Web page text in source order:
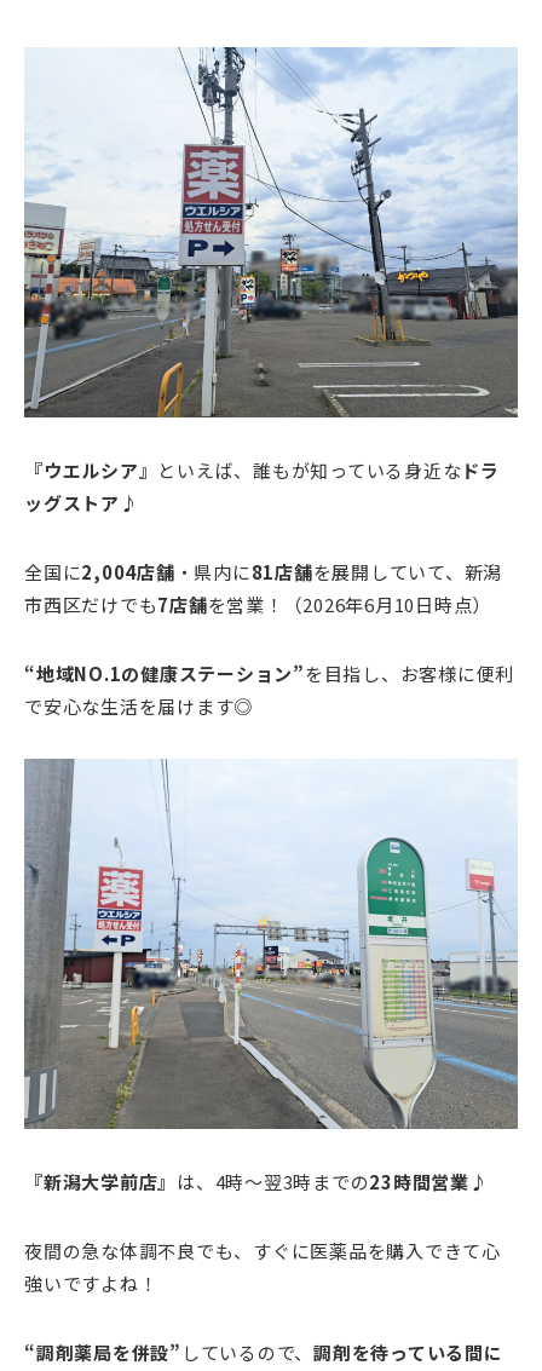
『ウエルシア』 といえば、誰もが知っている身近なドラ
ッグストア ♪
全国に2,004店舗 ・県内に81店舗を展開していて、新潟
市西区だけでも7店舗を営業！（2026年6月10日時点）
“地域NO.1の健康ステーション”を目指し、お客様に便利
で安心な生活を届けます◎
『新潟大学前店』 は、4時～翌3時までの23時間営業 ♪
夜間の急な体調不良でも、すぐに医薬品を購入できて心
強いですよね！
“調剤薬局を併設” しているので、 調剤を待っている間に